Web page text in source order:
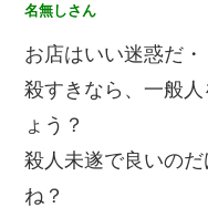
名無しさん
お店はいい迷惑だ・
殺すきなら、一般
ょう？
殺人未遂で良いの
ね？